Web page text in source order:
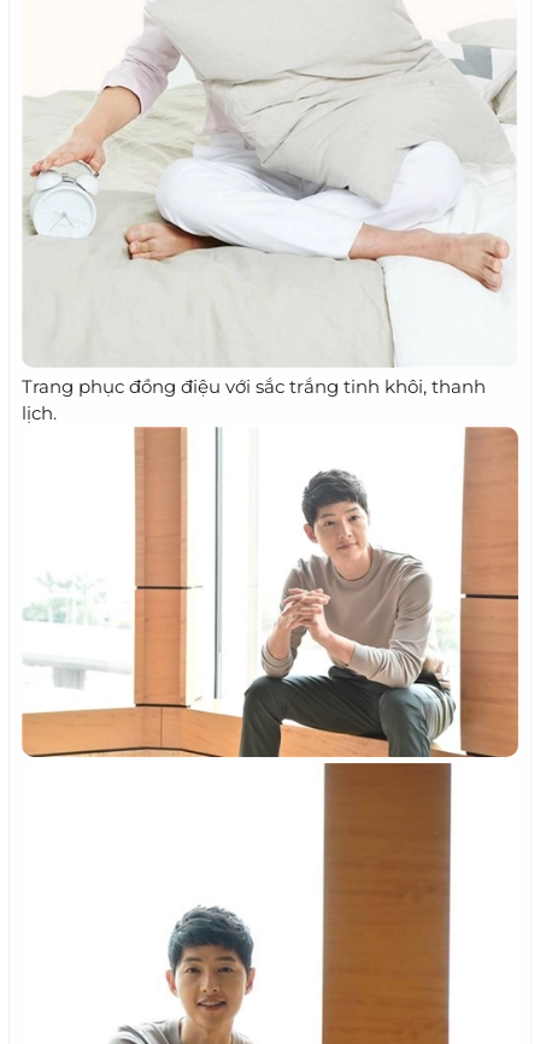
Trang phục đồng điệu với sắc trắng tinh khôi, thanh
lịch.